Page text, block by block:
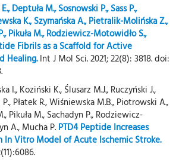
Deptuła M., Sosnowski P., Sass P.,
K., Szymańska A., Pietralik-Molińska Z.,
Pikuła M., Rodziewicz-Motowidło S.,
Fibrils as a Scaffold for Active
Healing. Int J Mol Sci. 2021; 22(8): 3818. doi:
I., Koziński K., Ślusarz M.J., Ruczyński J.,
Płatek R., Wiśniewska M.B., Piotrowski A.,
Pikuła M., Sachadyn P., Rodziewicz-
A., Mucha P. PTD4 Peptide Increases
In Vitro Model of Acute Ischemic Stroke.